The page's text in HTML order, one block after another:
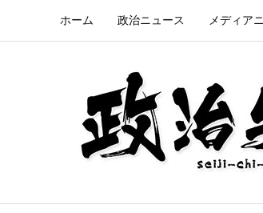
ホーム 政治ニュース メディア